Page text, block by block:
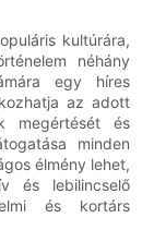
kultúrára,
néhány
egy híres
az adott
megértését és
minden
élmény lehet,
és lebilincselő
és kortárs